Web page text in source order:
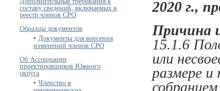
составу сведений, включаемых в
реестр членов СРО
Образцы документов
Документы для внесения
изменений членов СРО
Об Ассоциации
проектировщиков Южного
округа
Членство в
2020 г.,
Причина
15.1.6
или
размере